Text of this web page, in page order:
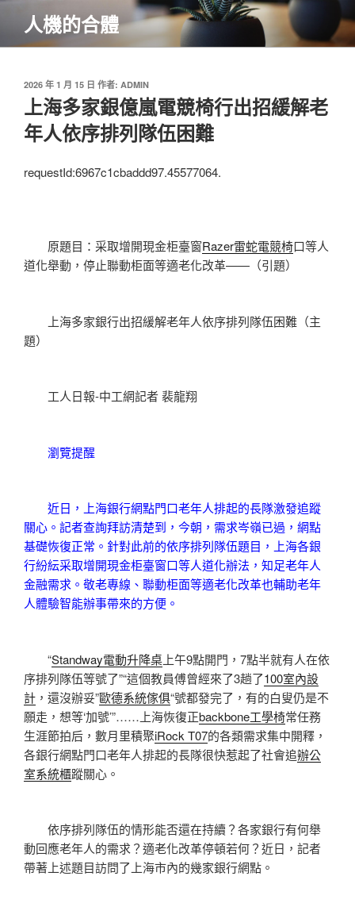
主
人機的合體
發
於
2026 年 1 月 15 日 作者: ADMIN
上海多家銀億嵐電競椅行出招緩解老
年人依序排列隊伍困難
requestId:6967c1cbaddd97.45577064.
原題目：采取增開現金柜臺窗Razer雷蛇電競椅口等人
道化舉動，停止聯動柜面等適老化改革——（引題）
上海多家銀行出招緩解老年人依序排列隊伍困難（主
題）
工人日報-中工網記者 裴龍翔
瀏覽提醒
近日，上海銀行網點門口老年人排起的長隊激發追蹤
關心。記者查詢拜訪清楚到，今朝，需求岑嶺已過，網點
基礎恢復正常。針對此前的依序排列隊伍題目，上海各銀
行紛紜采取增開現金柜臺窗口等人道化辦法，知足老年人
金融需求。敬老專線、聯動柜面等適老化改革也輔助老年
人體驗智能辦事帶來的方便。
“Standway電動升降桌 上午9點開門，7點半就有人在依
序排列隊伍等號了”“這個教員傅曾經來了3趟了100室內設
計 ，還沒辦妥”歐德系統傢俱“號都發完了，有的白叟仍是不
願走，想等‘加號’”…… 上海恢復正backbone工學椅常任務
生涯節拍后，數月里積聚iRock T07的各類需求集中開釋，
各銀行網點門口老年人排起的長隊很快惹起了社會追辦公
室系統櫃蹤關心。
依序排列隊伍的情形能否還在持續？各家銀行有何舉
動回應老年人的需求？適老化改革停頓若何？近日，記者
帶著上述題目訪問了上海市內的幾家銀行網點。